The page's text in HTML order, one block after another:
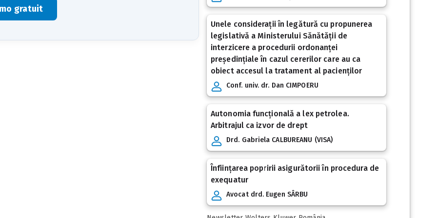
gratuit
Unele considerații în legătură cu propunerea
legislativă a Ministerului Sănătății de
interzicere a procedurii ordonanței
președințiale în cazul cererilor care au ca
obiect accesul la tratament al pacienților
Conf. univ. dr. Dan CIMPOERU
Autonomia funcțională a lex petrolea.
Arbitrajul ca izvor de drept
Drd. Gabriela CALBUREANU (VISA)
Înființarea popririi asigurătorii în procedura de
exequatur
Avocat drd. Eugen SÂRBU